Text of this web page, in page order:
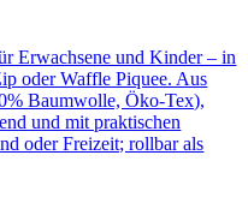
Erwachsene und Kinder – in
oder Waffle Piquee. Aus
Baumwolle, Öko-Tex),
und mit praktischen
oder Freizeit; rollbar als